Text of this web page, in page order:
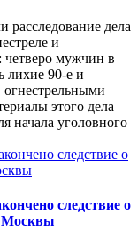
расследование дела
и
четверо мужчин в
лихие 90-е и
этого дела
начала уголовного
следствие о
Москвы